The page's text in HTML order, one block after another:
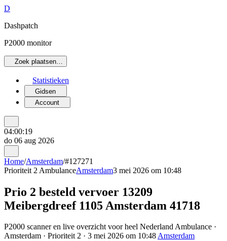
D
Dashpatch
P2000 monitor
Zoek plaatsen…
Statistieken
Gidsen
Account
04:00:19
do 06 aug 2026
Home/Amsterdam/#127271
Prioriteit 2 AmbulanceAmsterdam3 mei 2026 om 10:48
Prio 2 besteld vervoer 13209
Meibergdreef 1105 Amsterdam 41718
P2000 scanner en live overzicht voor heel Nederland Ambulance ·
Amsterdam · Prioriteit 2 · 3 mei 2026 om 10:48Amsterdam